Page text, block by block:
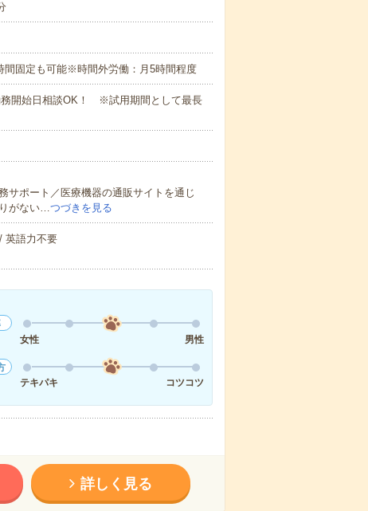
固定も可能※時間外労働：月5時間程度
開始日相談OK！ ※試用期間として最長
サポート／医療機器の通販サイトを通じ
がない…つづきを見る
英語力不要
女性
男性
テキパキ
コツコツ
詳しく見る